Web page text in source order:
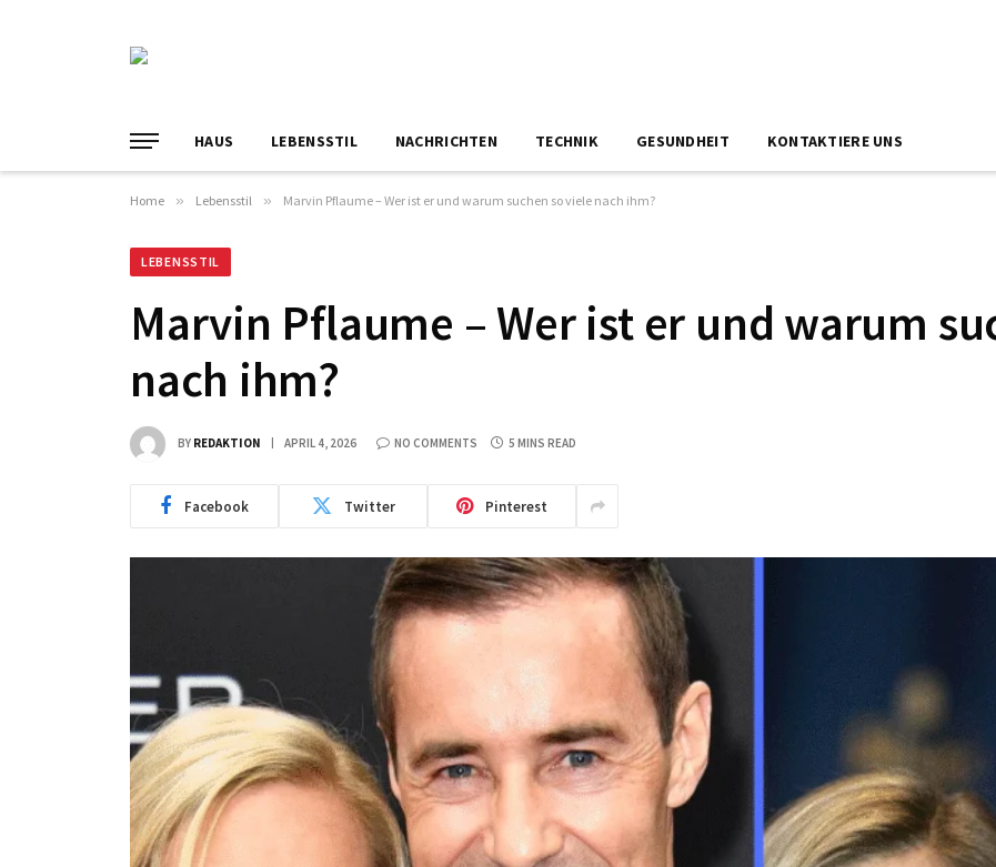
HAUS LEBENSSTIL NACHRICHTEN TECHNIK GESUNDHEIT KONTAKTIERE UNS
Home » Lebensstil » Marvin Pflaume – Wer ist er und warum suchen so viele nach ihm?
LEBENSSTIL
Marvin Pflaume – Wer ist er und warum
nach ihm?
BY REDAKTION APRIL 4, 2026 NO COMMENTS 5 MINS READ
Facebook Twitter Pinterest